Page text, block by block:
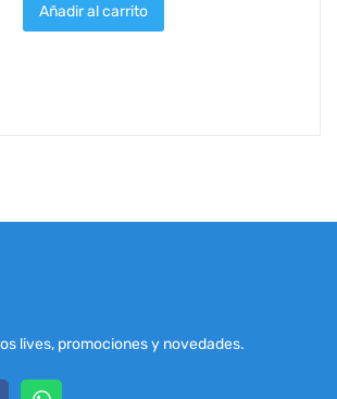
Añadir al carrito
lives, promociones y novedades.